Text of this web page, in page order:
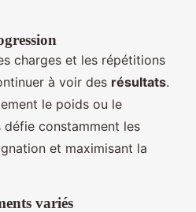
charges et les répétitions
à voir des résultats.
le poids ou le
constamment les
et maximisant la
variés